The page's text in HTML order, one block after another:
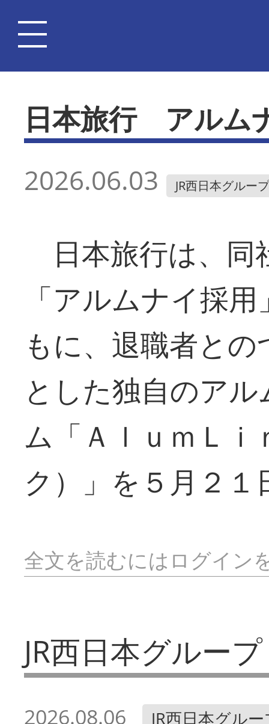
日本旅行 アルム
2026.06.03 JR西日本グループ
日本旅行は、同
「アルムナイ採
もに、退職者と
とした独自のア
ム「ＡｌｕｍＬ
ク）」を５月２
全文を読むにはログイン
JR西日本グループ
2026.08.06 JR西日本グル